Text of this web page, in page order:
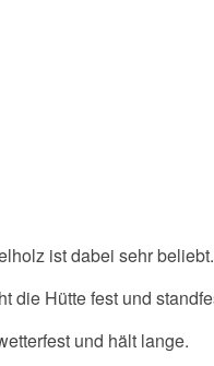
ist dabei sehr
die Hütte fest und
und hält lange.